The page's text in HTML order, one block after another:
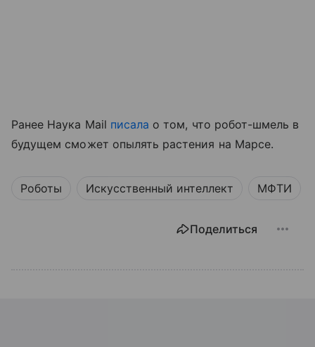
Ранее Наука Mail писала о том, что робот-шмель в
будущем сможет опылять растения на Марсе.
Роботы Искусственный интеллект МФТИ
Поделиться